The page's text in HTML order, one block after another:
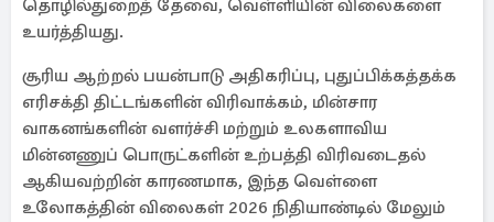
தொழில்துறைத் தேவை, வெள்ளியின் விலைகளை
உயர்த்தியது.
சூரிய ஆற்றல் பயன்பாடு அதிகரிப்பு, புதுப்பிக்கத்தக்க
எரிசக்தி திட்டங்களின் விரிவாக்கம், மின்சார
வாகனங்களின் வளர்ச்சி மற்றும் உலகளாவிய
மின்னணுப் பொருட்களின் உற்பத்தி விரிவடைதல்
ஆகியவற்றின் காரணமாக, இந்த வெள்ளை
உலோகத்தின் விலைகள் 2026 நிதியாண்டில் மேலும்